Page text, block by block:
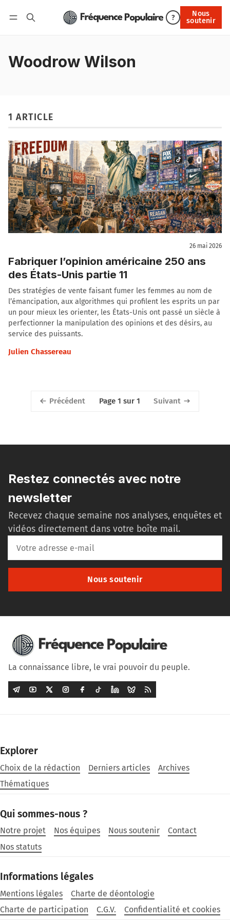
?
Nous
soutenir
Nous soutenir
Woodrow Wilson
1 ARTICLE
26 mai 2026
Fabriquer l’opinion américaine 250 ans
des États-Unis partie 11
Des stratégies de vente faisant fumer les femmes au nom de
l’émancipation, aux algorithmes qui profilent les esprits un par
un pour mieux les orienter, les États-Unis ont passé un siècle à
perfectionner la manipulation des opinions et des désirs, au
service des puissants.
Julien Chassereau
Précédent Page 1 sur 1 Suivant
Restez connectés avec notre
newsletter
Recevez chaque semaine nos analyses, enquêtes et
vidéos directement dans votre boîte mail.
Nous soutenir
La connaissance libre, le vrai pouvoir du peuple.
Explorer
Choix de la rédaction Derniers articles
Archives
Thématiques
Qui sommes-nous ?
Notre projet Nos équipes Nous soutenir
Contact
Nos statuts
Informations légales
Mentions légales
Charte de déontologie
Charte de participation
C.G.V. Confidentialité et cookies